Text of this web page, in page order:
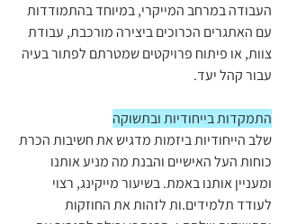
העבודה במרחב המייקרי, במיוחד בהתמודדות
עם האתגרים הכרוכים ביצירה מורכבת, עבודת
צוות, או פיתוח פרויקטים שמטרתם לפתור בעיה
עבור קהל יעד.
התמקדות בייחודיות ובתשוקה
שלב הייחודיות ביזמות מדגיש את חשיבות הכרת
כוחות העל האישיים והבנת מה מניע אותנו
ומעניין אותנו באמת. בשיעור מייקינג, רצוי
לעודד תלמידים.ות לזהות את החוזקות